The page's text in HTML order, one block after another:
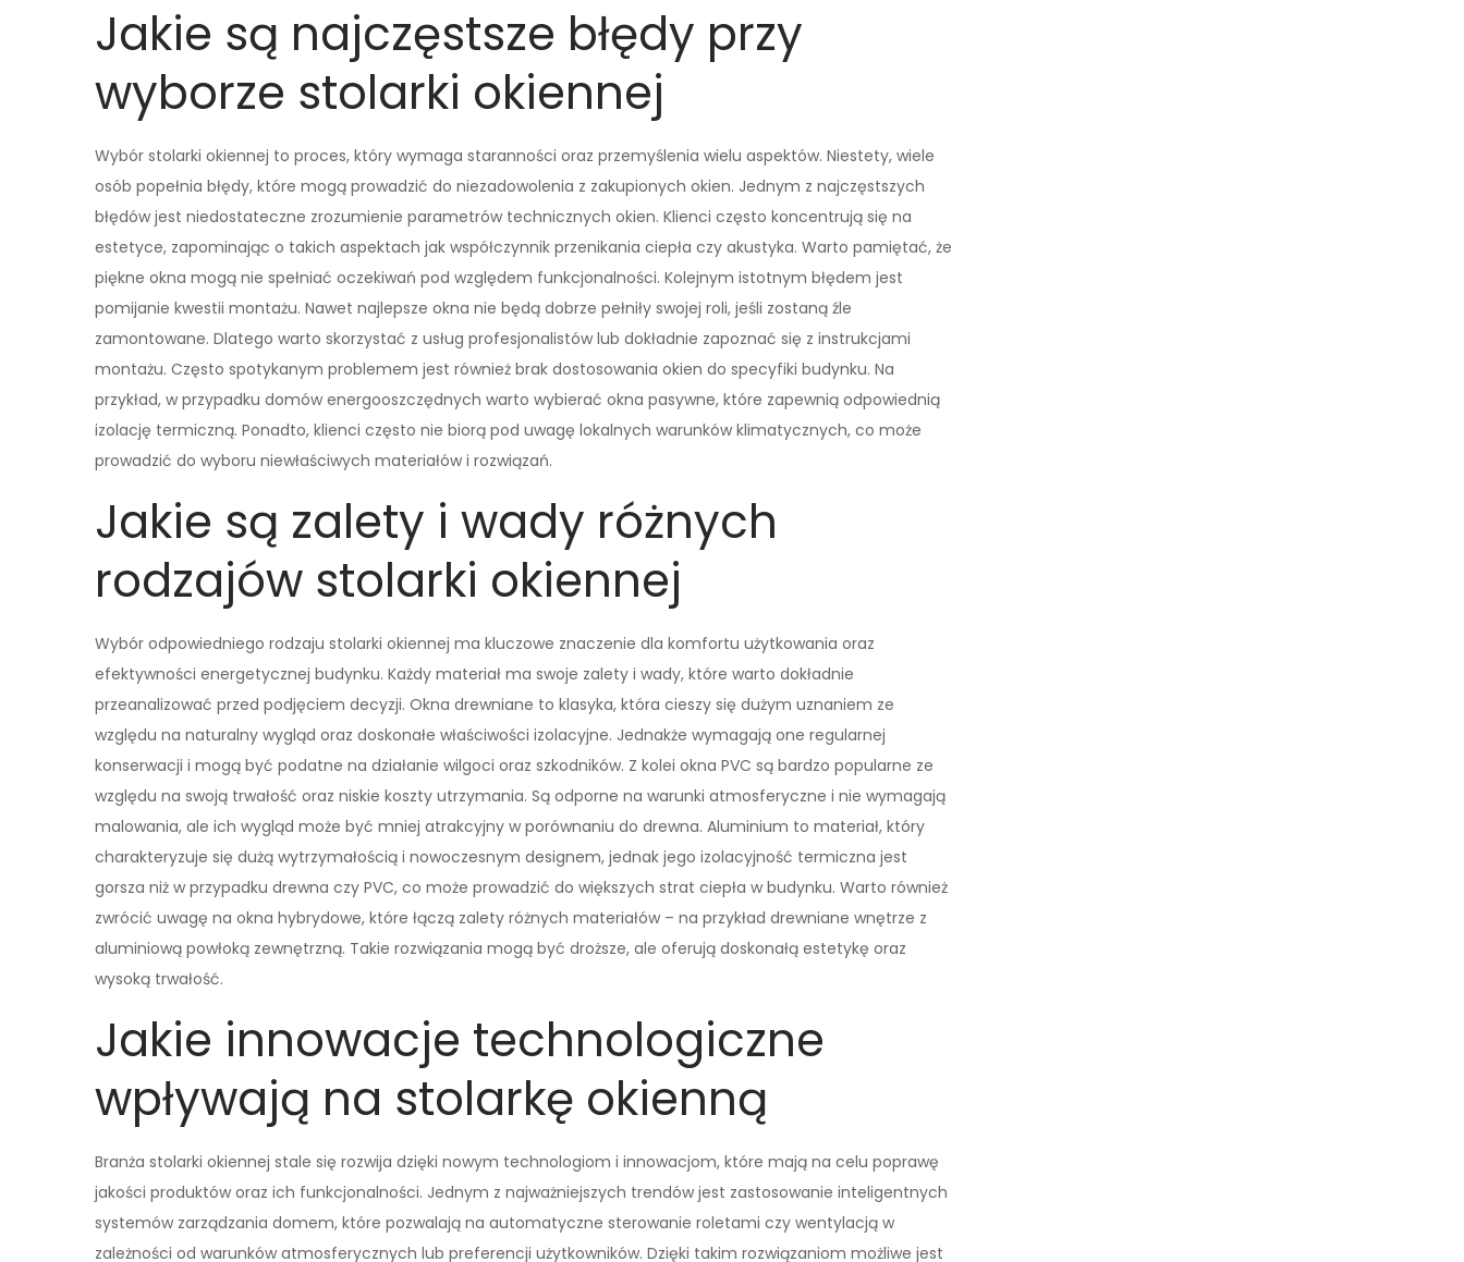
Jakie są najczęstsze błędy przy
wyborze stolarki okiennej
Wybór stolarki okiennej to proces, który wymaga staranności oraz przemyślenia wielu aspektów. Niestety, wiele
osób popełnia błędy, które mogą prowadzić do niezadowolenia z zakupionych okien. Jednym z najczęstszych
błędów jest niedostateczne zrozumienie parametrów technicznych okien. Klienci często koncentrują się na
estetyce, zapominając o takich aspektach jak współczynnik przenikania ciepła czy akustyka. Warto pamiętać, że
piękne okna mogą nie spełniać oczekiwań pod względem funkcjonalności. Kolejnym istotnym błędem jest
pomijanie kwestii montażu. Nawet najlepsze okna nie będą dobrze pełniły swojej roli, jeśli zostaną źle
zamontowane. Dlatego warto skorzystać z usług profesjonalistów lub dokładnie zapoznać się z instrukcjami
montażu. Często spotykanym problemem jest również brak dostosowania okien do specyfiki budynku. Na
przykład, w przypadku domów energooszczędnych warto wybierać okna pasywne, które zapewnią odpowiednią
izolację termiczną. Ponadto, klienci często nie biorą pod uwagę lokalnych warunków klimatycznych, co może
prowadzić do wyboru niewłaściwych materiałów i rozwiązań.
Jakie są zalety i wady różnych
rodzajów stolarki okiennej
Wybór odpowiedniego rodzaju stolarki okiennej ma kluczowe znaczenie dla komfortu użytkowania oraz
efektywności energetycznej budynku. Każdy materiał ma swoje zalety i wady, które warto dokładnie
przeanalizować przed podjęciem decyzji. Okna drewniane to klasyka, która cieszy się dużym uznaniem ze
względu na naturalny wygląd oraz doskonałe właściwości izolacyjne. Jednakże wymagają one regularnej
konserwacji i mogą być podatne na działanie wilgoci oraz szkodników. Z kolei okna PVC są bardzo popularne ze
względu na swoją trwałość oraz niskie koszty utrzymania. Są odporne na warunki atmosferyczne i nie wymagają
malowania, ale ich wygląd może być mniej atrakcyjny w porównaniu do drewna. Aluminium to materiał, który
charakteryzuje się dużą wytrzymałością i nowoczesnym designem, jednak jego izolacyjność termiczna jest
gorsza niż w przypadku drewna czy PVC, co może prowadzić do większych strat ciepła w budynku. Warto również
zwrócić uwagę na okna hybrydowe, które łączą zalety różnych materiałów – na przykład drewniane wnętrze z
aluminiową powłoką zewnętrzną. Takie rozwiązania mogą być droższe, ale oferują doskonałą estetykę oraz
wysoką trwałość.
Jakie innowacje technologiczne
wpływają na stolarkę okienną
Branża stolarki okiennej stale się rozwija dzięki nowym technologiom i innowacjom, które mają na celu poprawę
jakości produktów oraz ich funkcjonalności. Jednym z najważniejszych trendów jest zastosowanie inteligentnych
systemów zarządzania domem, które pozwalają na automatyczne sterowanie roletami czy wentylacją w
zależności od warunków atmosferycznych lub preferencji użytkowników. Dzięki takim rozwiązaniom możliwe jest